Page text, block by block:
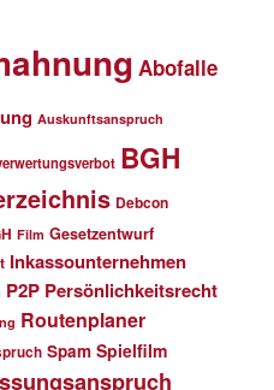
Abofalle
Auskunftsanspruch
BGH
Debcon
Film Gesetzentwurf
Inkassounternehmen
P2P Persönlichkeitsrecht
Routenplaner
Spam Spielfilm